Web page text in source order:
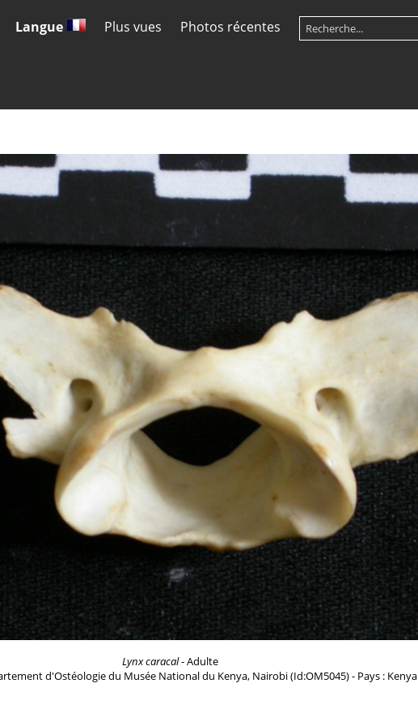
Langue Plus vues Photos récentes
Lynx caracal- Adulte
d'Ostéologie du Musée National du Kenya, Nairobi (Id:OM5045) - Pays : Kenya